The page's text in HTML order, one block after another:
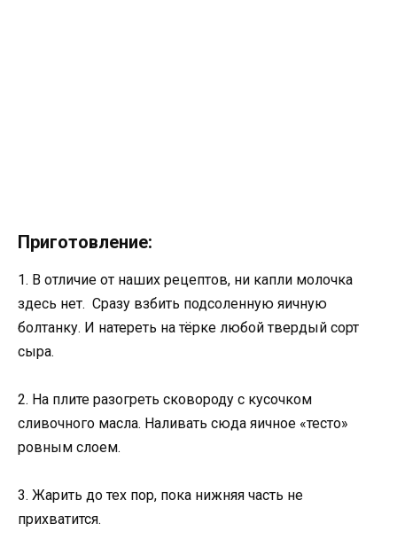
Приготовление:
1. В отличие от наших рецептов, ни капли молочка
здесь нет. Сразу взбить подсоленную яичную
болтанку. И натереть на тёрке любой твердый сорт
сыра.
2. На плите разогреть сковороду с кусочком
сливочного масла. Наливать сюда яичное «тесто»
ровным слоем.
3. Жарить до тех пор, пока нижняя часть не
прихватится.